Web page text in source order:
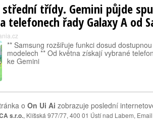
třídy. Gemini půjde
telefonech řady Galaxy A od
** Samsung rozšiřuje funkci dosud
modelech ** Od května získají vybrané
ke Gemini
o On Ui Ai zobrazuje poslední
s.r.o., Klíšská 977/77, 400 01 Ústí nad Labem,